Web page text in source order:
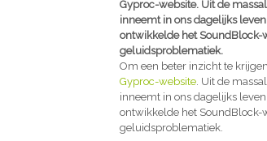
Gyproc-website. Uit de
inneemt in ons dagelijks
ontwikkelde het SoundBlock-
geluidsproblematiek.
Om een beter inzicht te
Gyproc-website . Uit de
inneemt in ons dagelijks
ontwikkelde het SoundB lock-
geluidsproblematiek.